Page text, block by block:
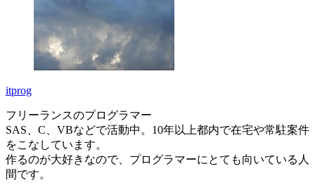
itprog
フリーランスのプログラマー
SAS、C、VBなどで活動中。10年以上都内で在宅や常駐案件
をこなしています。
作るのが大好きなので、プログラマーにとても向いている人
間です。